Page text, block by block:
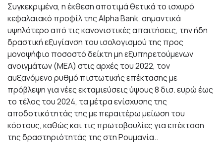
Συγκεκριμένα, η έκθεση αποτιμά θετικά το ισχυρό
κεφαλαιακό προφίλ της Alpha Bank, σημαντικά
υψηλότερο από τις κανονιστικές απαιτήσεις, την ήδη
δραστική εξυγίανση του ισολογισμού της προς
μονοψήφιο ποσοστό δείκτη μη εξυπηρετούμενων
ανοιγμάτων (ΜΕΑ) στις αρχές του 2022, τον
αυξανόμενο ρυθμό πιστωτικής επέκτασης με
πρόβλεψη για νέες εκταμιεύσεις ύψους 8 δισ. ευρώ έως
το τέλος του 2024, τα μέτρα ενίσχυσης της
αποδοτικότητάς της με περαιτέρω μείωση του
κόστους, καθώς και τις πρωτοβουλίες για επέκταση
της δραστηριότητάς της στη Ρουμανία..